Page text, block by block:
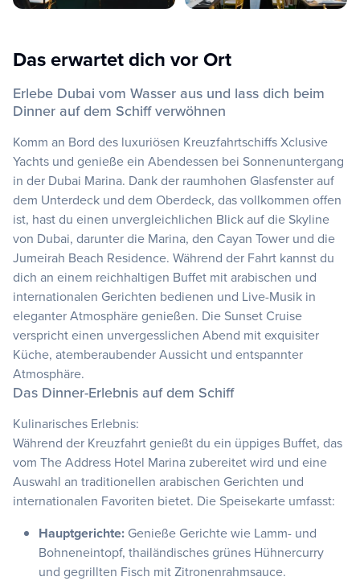
Das erwartet dich vor Ort
Erlebe Dubai vom Wasser aus und lass dich beim
Dinner auf dem Schiff verwöhnen
Komm an Bord des luxuriösen Kreuzfahrtschiffs Xclusive
Yachts und genieße ein Abendessen bei Sonnenuntergang
in der Dubai Marina. Dank der raumhohen Glasfenster auf
dem Unterdeck und dem Oberdeck, das vollkommen offen
ist, hast du einen unvergleichlichen Blick auf die Skyline
von Dubai, darunter die Marina, den Cayan Tower und die
Jumeirah Beach Residence. Während der Fahrt kannst du
dich an einem reichhaltigen Buffet mit arabischen und
internationalen Gerichten bedienen und Live-Musik in
eleganter Atmosphäre genießen. Die Sunset Cruise
verspricht einen unvergesslichen Abend mit exquisiter
Küche, atemberaubender Aussicht und entspannter
Atmosphäre.
Das Dinner-Erlebnis auf dem Schiff
Kulinarisches Erlebnis:
Während der Kreuzfahrt genießt du ein üppiges Buffet, das
vom The Address Hotel Marina zubereitet wird und eine
Auswahl an traditionellen arabischen Gerichten und
internationalen Favoriten bietet. Die Speisekarte umfasst:
Hauptgerichte: Genieße Gerichte wie Lamm- und
Bohneneintopf, thailändisches grünes Hühnercurry
und gegrillten Fisch mit Zitronenrahmsauce.